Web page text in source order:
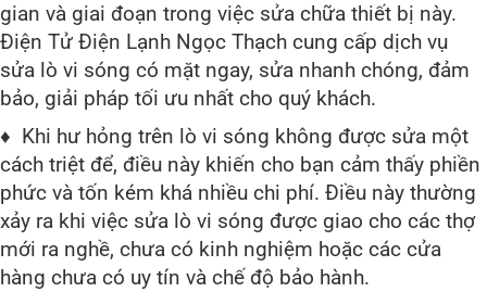
gian và giai đoạn trong việc sửa chữa thiết bị này.
Điện Tử Điện Lạnh Ngọc Thạch cung cấp dịch vụ
sửa lò vi sóng có mặt ngay, sửa nhanh chóng, đảm
bảo, giải pháp tối ưu nhất cho quý khách.
♦ Khi hư hỏng trên lò vi sóng không được sửa một
cách triệt để, điều này khiến cho bạn cảm thấy phiền
phức và tốn kém khá nhiều chi phí. Điều này thường
xảy ra khi việc sửa lò vi sóng được giao cho các thợ
mới ra nghề, chưa có kinh nghiệm hoặc các cửa
hàng chưa có uy tín và chế độ bảo hành.